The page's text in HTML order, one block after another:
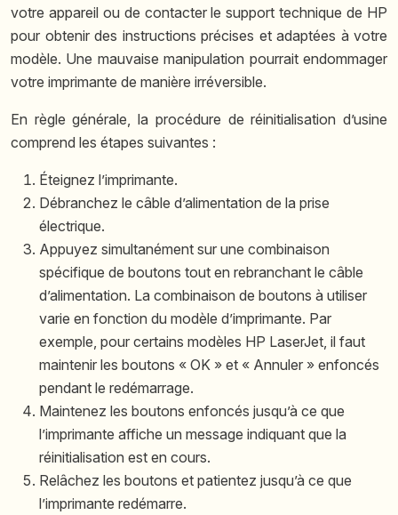
votre appareil ou de contacter le support technique de HP
pour obtenir des instructions précises et adaptées à votre
modèle. Une mauvaise manipulation pourrait endommager
votre imprimante de manière irréversible.
En règle générale, la procédure de réinitialisation d’usine
comprend les étapes suivantes :
Éteignez l’imprimante.
Débranchez le câble d’alimentation de la prise
électrique.
Appuyez simultanément sur une combinaison
spécifique de boutons tout en rebranchant le câble
d’alimentation. La combinaison de boutons à utiliser
varie en fonction du modèle d’imprimante. Par
exemple, pour certains modèles HP LaserJet, il faut
maintenir les boutons « OK » et « Annuler » enfoncés
pendant le redémarrage.
Maintenez les boutons enfoncés jusqu’à ce que
l’imprimante affiche un message indiquant que la
réinitialisation est en cours.
Relâchez les boutons et patientez jusqu’à ce que
l’imprimante redémarre.